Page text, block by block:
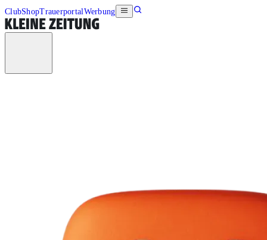
ClubShopTrauerportalWerbung